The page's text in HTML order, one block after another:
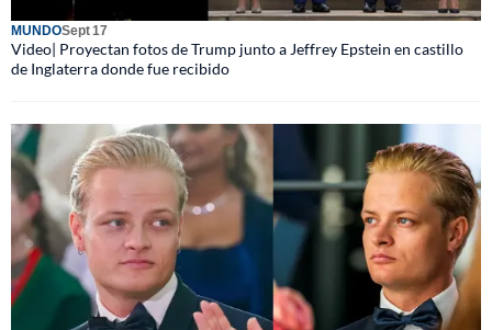
MUNDOSept 17
Video| Proyectan fotos de Trump junto a Jeffrey Epstein en castillo
de Inglaterra donde fue recibido